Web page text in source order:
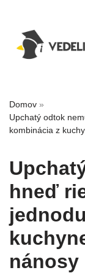
Domov »
Upchatý odtok
kombinácia z
hneď
nánosy